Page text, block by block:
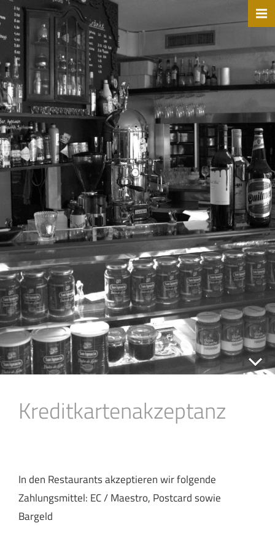
Kreditkartenakzeptanz
In den Restaurants akzeptieren wir folgende
Zahlungsmittel: EC / Maestro, Postcard sowie
Bargeld